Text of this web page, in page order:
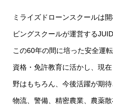
ミライズドローンスクールは
ビングスクールが運営する
この60年の間に培った安全運
資格・免許教育に活かし、現
野はもちろん、今後活躍が期
物流、警備、精密農業、農薬